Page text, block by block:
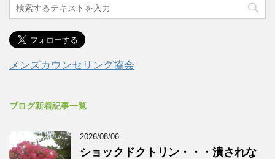
メンズカウンセリング協会
ブログ新着記事一覧
2026/08/06
ショックドクトリン・・・潰されな